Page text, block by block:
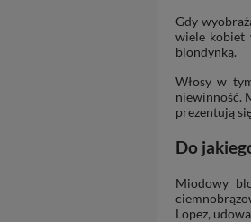
Gdy
wiele kobiet
blondynką.
Włosy w
niewinność.
prezentują
Do
Miodowy
Lopez,